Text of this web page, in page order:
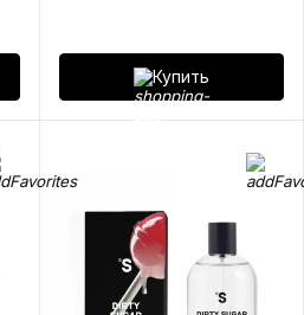
Купить